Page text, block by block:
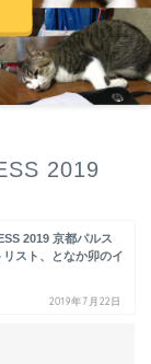
2019
2019 京都パルス
スト、となか卯のイ
2019年7月22日